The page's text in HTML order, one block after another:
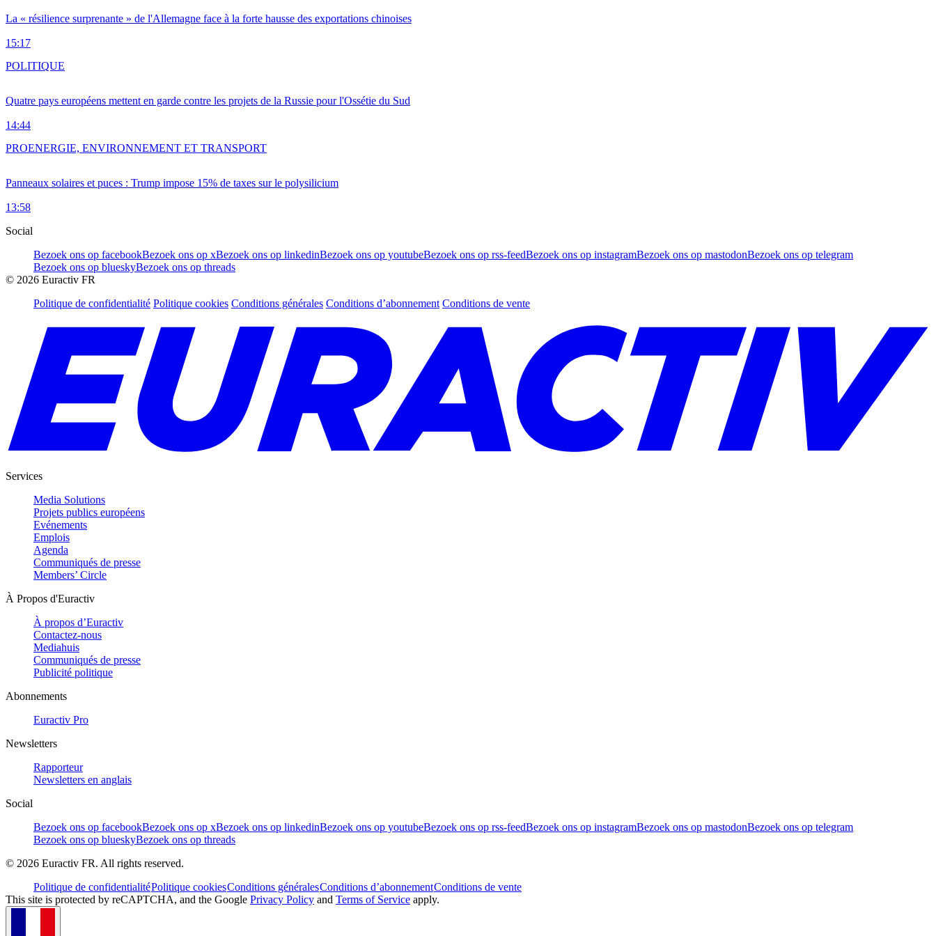
La « résilience surprenante » de l'Allemagne face à la forte hausse des exportations chinoises
15:17
Quatre pays européens mettent en garde contre les projets de la Russie pour l'Ossétie du Sud
14:44
POLITIQUE
Panneaux solaires et puces : Trump impose 15% de taxes sur le polysilicium
13:58
PROENERGIE, ENVIRONNEMENT ET TRANSPORT
Social
Bezoek ons op facebookBezoek ons op xBezoek ons op linkedinBezoek ons op youtubeBezoek ons op rss-feedBezoek ons op instagramBezoek ons op mastodonBezoek ons op telegram
Bezoek ons op blueskyBezoek ons op threads
© 2026 Euractiv FR
Politique de confidentialité Politique cookies Conditions générales Conditions d’abonnement Conditions de vente
Services
Media Solutions
Projets publics européens
Evénements
Emplois
Agenda
Communiqués de presse
Members’ Circle
À Propos d'Euractiv
À propos d’Euractiv
Contactez-nous
Mediahuis
Communiqués de presse
Publicité politique
Abonnements
Euractiv Pro
Newsletters
Rapporteur
Newsletters en anglais
Social
Bezoek ons op facebookBezoek ons op xBezoek ons op linkedinBezoek ons op youtubeBezoek ons op rss-feedBezoek ons op instagramBezoek ons op mastodonBezoek ons op telegram
Bezoek ons op blueskyBezoek ons op threads
© 2026 Euractiv FR. All rights reserved.
Politique de confidentialitéPolitique cookiesConditions généralesConditions d’abonnementConditions de vente
This site is protected by reCAPTCHA, and the Google Privacy Policy and Terms of Service apply.